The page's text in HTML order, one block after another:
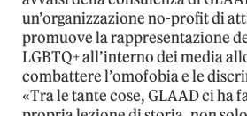
un’organizzazione no-profit di
promuove la rappresentazione
LGBTQ+ all’interno dei media
combattere l’omofobia e le
«Tra le tante cose, GLAAD ci ha